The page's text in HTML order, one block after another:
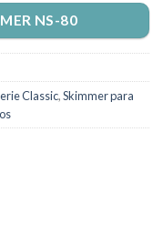
NS-80
Classic,Skimmer para